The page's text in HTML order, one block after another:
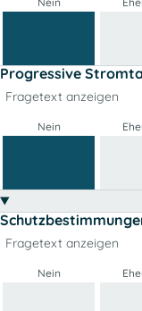
Progressive
Fragetext anzeigen
Nein
Fragetext anzeigen
Nein